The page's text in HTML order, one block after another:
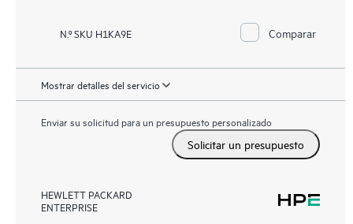
N.º SKU H1KA9E Comparar
Mostrar detalles del servicio
Enviar su solicitud para un presupuesto personalizado
Solicitar un presupuesto
HEWLETT PACKARD
ENTERPRISE